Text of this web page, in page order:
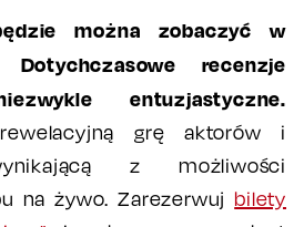
można zobaczyć w
recenzje
entuzjastyczne.
grę aktorów i
z możliwości
na żywo. Zarezerwuj bilety